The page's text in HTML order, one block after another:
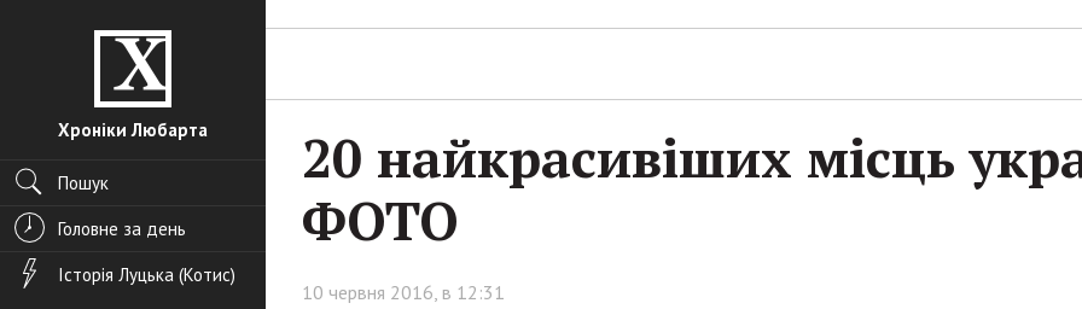
Хроніки Любарта
Пошук
Головне за день
Історія Луцька (Котис)
20 найкрасивіших місць
ФОТО
10 червня 2016, в 12:31